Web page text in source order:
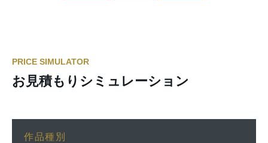
PRICE SIMULATOR
お見積もりシミュレーション
作品種別